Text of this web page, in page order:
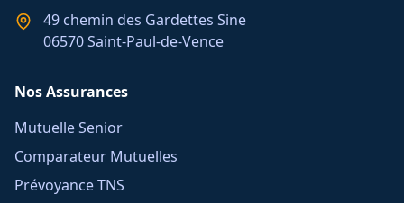
49 chemin des Gardettes Sine
06570 Saint-Paul-de-Vence
Nos Assurances
Mutuelle Senior
Comparateur Mutuelles
Prévoyance TNS